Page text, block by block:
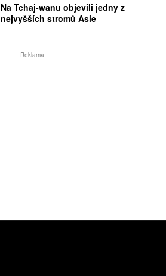
Na Tchaj-wanu objevili jedny z
nejvyšších stromů Asie
Reklama